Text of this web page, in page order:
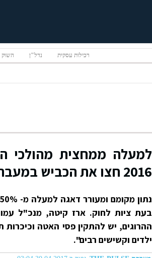
רכילות עסקית נדל"ן השוק
למעלה ממחצית מהולכי
2016 חצו את הכביש במעבר חציה
בעת ציות לחוק. ארז קיטה, מנכ"ל
ההרוגים, יש להתקין פסי האטה
ילדים וקשישים רבים".